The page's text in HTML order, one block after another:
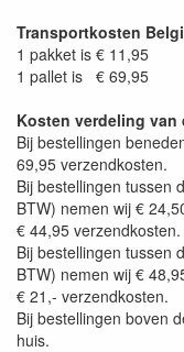
Transportkosten
1 pakket is € 11,95
1 pallet is € 69,95
Kosten verdeling
Bij bestellingen
69,95 verzendkosten.
Bij bestellingen tussen
BTW) nemen wij €
€ 44,95 verzendkosten.
Bij bestellingen tussen
BTW) nemen wij €
€ 21,- verzendkosten.
Bij bestellingen boven
huis.